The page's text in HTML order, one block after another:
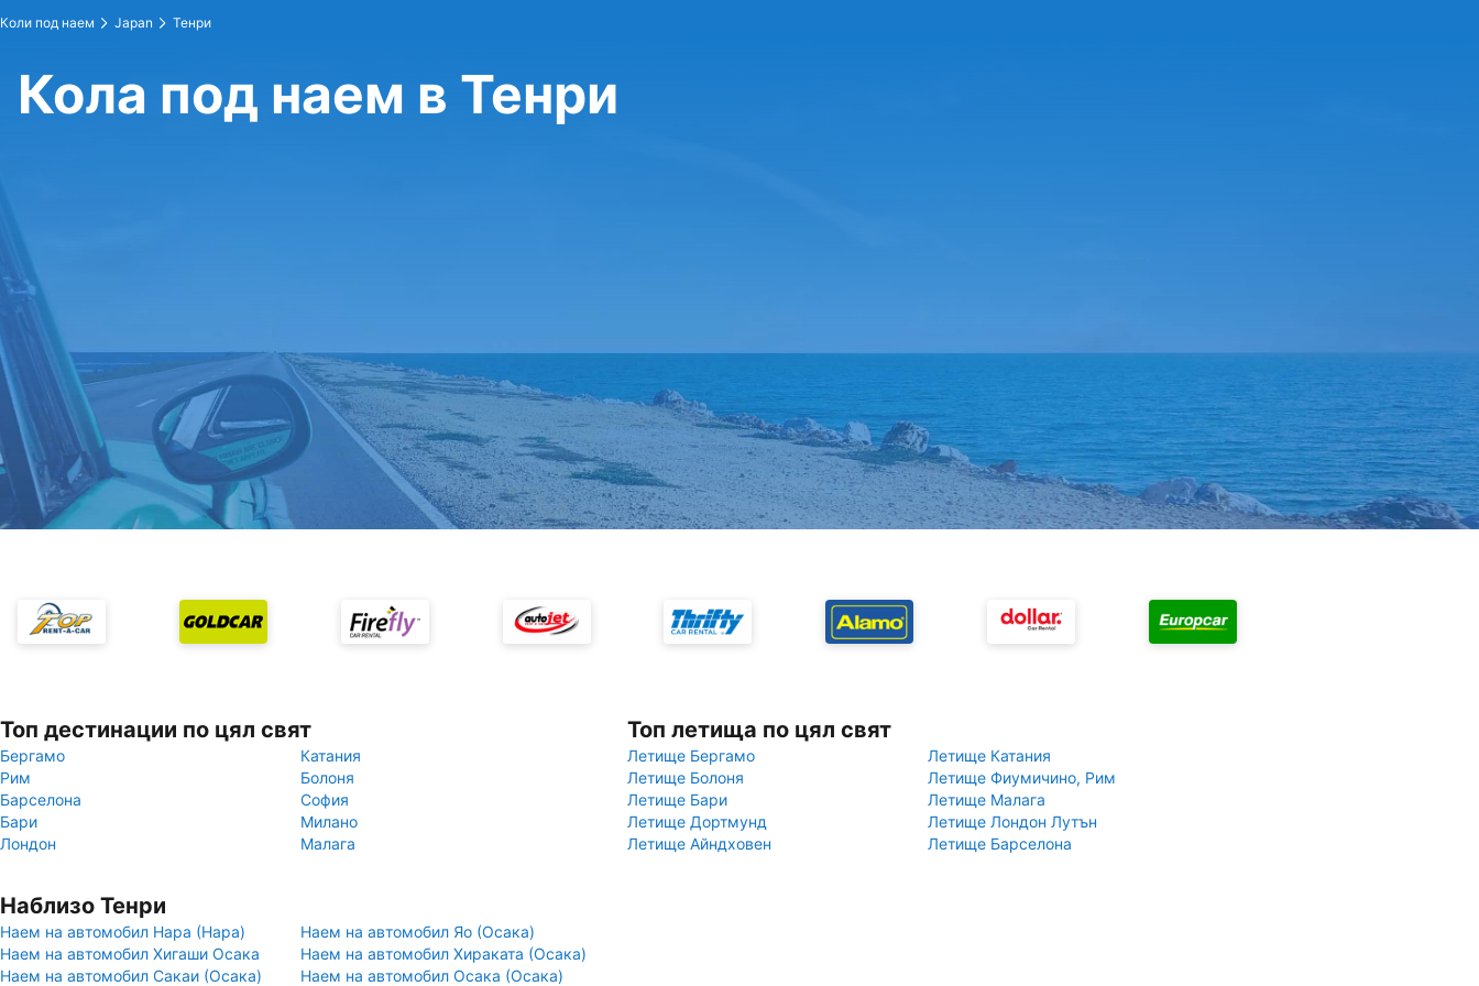
Коли под наем Japan Тенри
Кола под наем в Тенри
Топ дестинации по цял свят
Бергамо
Катания
Рим
Болоня
Барселона
София
Бари
Милано
Лондон
Малага
Топ летища по цял свят
Летище Бергамо
Летище Катания
Летище Болоня
Летище Фиумичино, Рим
Летище Бари
Летище Малага
Летище Дортмунд
Летище Лондон Лутън
Летище Айндховен
Летище Барселона
Наблизо Тенри
Наем на автомобил Нара (Нара)
Наем на автомобил Яо (Осака)
Наем на автомобил Хигаши Осака
Наем на автомобил Хираката (Осака)
Наем на автомобил Сакаи (Осака)
Наем на автомобил Осака (Осака)